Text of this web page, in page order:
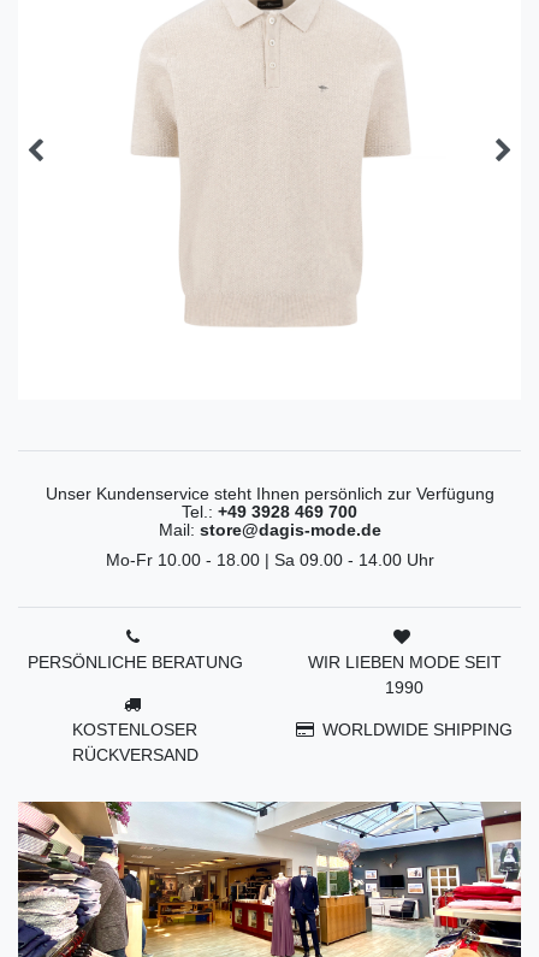
Unser Kundenservice steht Ihnen persönlich zur Verfügung
Tel.: +49 3928 469 700
Mail: store@dagis-mode.de
Mo-Fr 10.00 - 18.00 | Sa 09.00 - 14.00 Uhr
PERSÖNLICHE BERATUNG
KOSTENLOSER
RÜCKVERSAND
WIR LIEBEN MODE SEIT
1990
WORLDWIDE SHIPPING